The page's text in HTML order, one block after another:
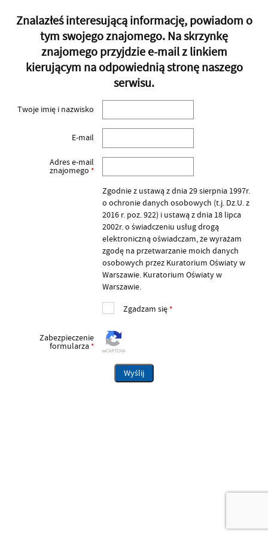
Znalazłeś interesującą informację, powiadom o
tym swojego znajomego. Na skrzynkę
znajomego przyjdzie e-mail z linkiem
kierującym na odpowiednią stronę naszego
serwisu.
Twoje imię i nazwisko
E-mail
Adres e-mail
znajomego *
Zgodnie z ustawą z dnia 29 sierpnia 1997r.
o ochronie danych osobowych (t.j. Dz.U. z
2016 r. poz. 922) i ustawą z dnia 18 lipca
2002r. o świadczeniu usług drogą
elektroniczną oświadczam, że wyrażam
zgodę na przetwarzanie moich danych
osobowych przez Kuratorium Oświaty w
Warszawie. Kuratorium Oświaty w
Warszawie.
Zgadzam się*
Zabezpieczenie
formularza*